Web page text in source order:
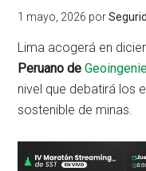
1 mayo, 2026 por
Lima acogerá en
Peruano de
nivel que debatirá los
sostenible de minas.